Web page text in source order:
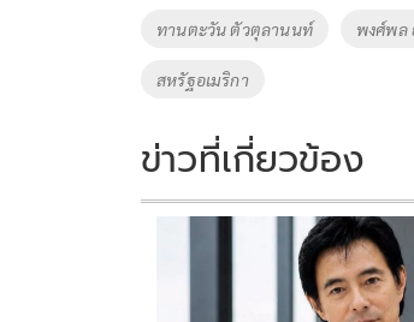
k k
ทานตะวัน ตัวตุลานนท์ พงศ์พล
สหรัฐอเมริกา
ข่าวที่เกี่ยวข้อง